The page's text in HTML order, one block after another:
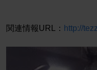
関連情報URL： http://